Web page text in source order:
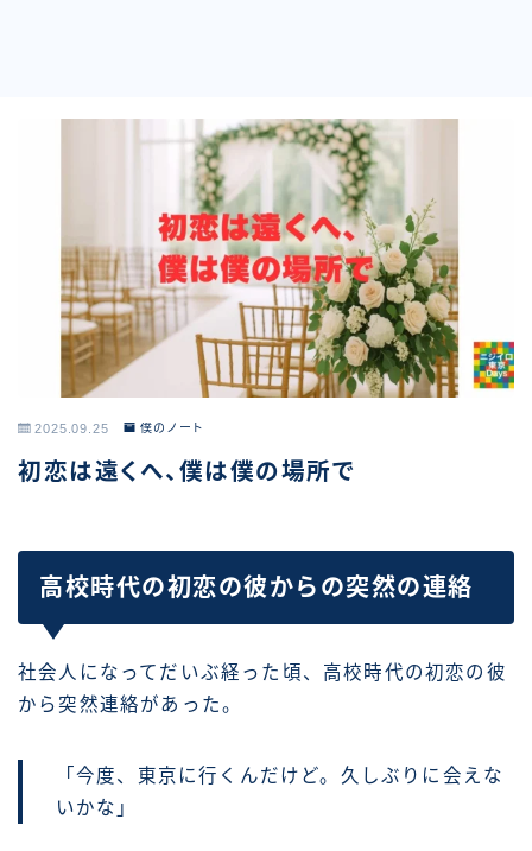
2025.09.25 僕のノート
初恋は遠くへ、僕は僕の場所で
高校時代の初恋の彼からの突然の連絡
社会人になってだいぶ経った頃、高校時代の初恋の彼
から突然連絡があった。
「今度、東京に行くんだけど。久しぶりに会えな
いかな」